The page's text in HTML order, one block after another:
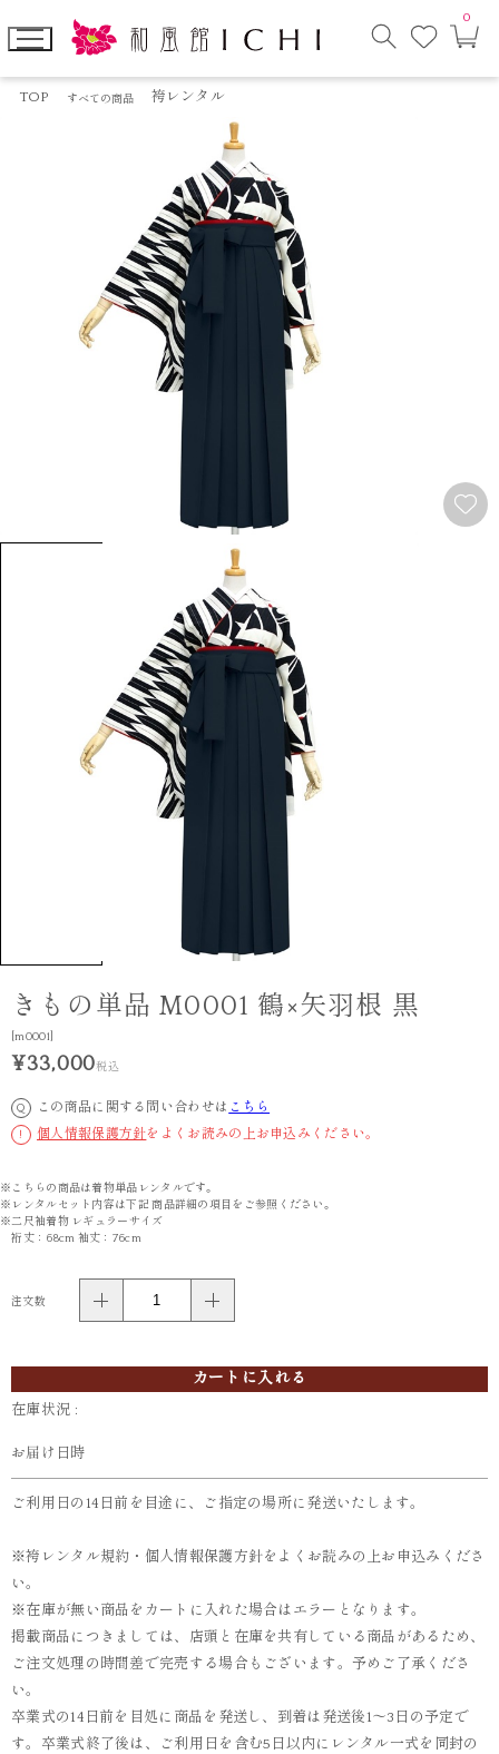
お
入
ペ
0
TOP すべての商品 袴レンタル
きもの単品 M0001 鶴×矢羽根 黒
[m0001]
¥33,000税込
Q この商品に関する問い合わせは こちら
! 個人情報保護方針をよくお読みの上お申込みください。
※こちらの商品は着物単品レンタルです。
※レンタルセット内容は下記 商品詳細の項目をご参照ください。
※二尺袖着物 レギュラーサイズ
裄丈：68cm 袖丈：76cm
注文数
カートに入れる
在庫状況 :
お届け日時
ご利用日の14日前を目途に、ご指定の場所に発送いたします。
※袴レンタル規約・個人情報保護方針をよくお読みの上お申込みくださ
い。
※在庫が無い商品をカートに入れた場合はエラーとなります。
掲載商品につきましては、店頭と在庫を共有している商品があるため、
ご注文処理の時間差で完売する場合もございます。予めご了承くださ
い。
卒業式の14日前を目処に商品を発送し、到着は発送後1～3日の予定で
す。卒業式終了後は、ご利用日を含む5日以内にレンタル一式を同封の